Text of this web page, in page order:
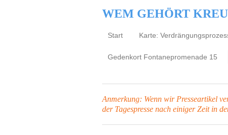
WEM GEHÖRT
Start Karte:
Gedenkort Fontanepromenade 15
Anmerkung: Wenn wir Presseartikel
der Tagespresse nach einiger Zeit in